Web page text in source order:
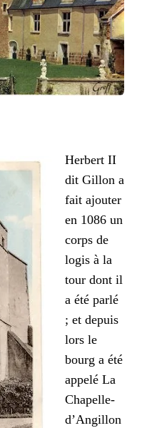
–
DE
–
1842
Herbert II
dit Gillon a
fait ajouter
en 1086 un
corps de
logis à la
tour dont il
a été parlé
; et depuis
lors le
bourg a été
appelé La
Chapelle-
d’Angillon